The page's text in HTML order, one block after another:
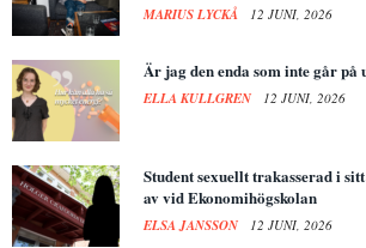
MARIUS LYCKÅ 12 JUNI, 2026
Är jag den enda som inte går på
ELLA KULLGREN 12 JUNI, 2026
Student sexuellt trakasserad i
av vid Ekonomihögskolan
ELSA JANSSON 12 JUNI, 2026